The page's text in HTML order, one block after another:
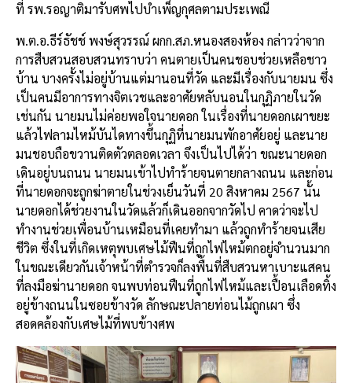
ที่ รพ.รอญาติมารับศพไปบำเพ็ญกุศลตามประเพณี
พ.ต.อ.ธีร์ธัชช์ พงษ์สุวรรณ์ ผกก.สภ.หนองสองห้อง กล่าวว่าจาก
การสืบสวนสอบสวนทราบว่า คนตายเป็นคนชอบช่วยเหลือชาว
บ้าน บางครั้งไม่อยู่บ้านแต่มานอนที่วัด และมีเรื่องกับนายมน ซึ่ง
เป็นคนมีอาการทางจิตเวชและอาศัยหลับนอนในกุฏิภายในวัด
เช่นกัน นายมนไม่ค่อยพอใจนายดอก ในเรื่องที่นายดอกเผาขยะ
แล้วไฟลามไหม้บันไดทางขึ้นกุฏิที่นายมนพักอาศัยอยู่ และนาย
มนชอบถือขวานติดตัวตลอดเวลา จึงเป็นไปได้ว่า ขณะนายดอก
เดินอยู่บนถนน นายมนเข้าไปทำร้ายจนตายกลางถนน และก่อน
ที่นายดอกจะถูกฆ่าตายในช่วงเย็นวันที่ 20 สิงหาคม 2567 นั้น
นายดอกได้ช่วยงานในวัดแล้วก็เดินออกจากวัดไป คาดว่าจะไป
ทำงานช่วยเพื่อนบ้านเหมือนที่เคยทำมา แล้วถูกทำร้ายจนเสีย
ชีวิต ซึ่งในที่เกิดเหตุพบเศษไม้ฟืนที่ถูกไฟไหม้ตกอยู่จำนวนมาก
ในขณะเดียวกันเจ้าหน้าที่ตำรวจก็ลงพื้นที่สืบสวนหาเบาะแสคน
ที่ลงมือฆ่านายดอก จนพบท่อนฟืนที่ถูกไฟไหม้และเปื้อนเลือดทิ้ง
อยู่ข้างถนนในซอยข้างวัด ลักษณะปลายท่อนไม้ถูกเผา ซึ่ง
สอดคล้องกับเศษไม้ที่พบข้างศพ